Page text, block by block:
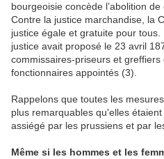
bourgeoisie concède l’abolition
Contre la justice marchandise, la
justice égale et gratuite pour
justice avait proposé le 23 avril
commissaires-priseurs et
fonctionnaires appointés (3).
Rappelons que toutes les
plus remarquables qu'elles
assiégé par les prussiens et par
Même si les hommes et les